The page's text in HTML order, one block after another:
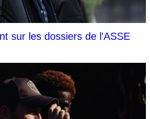
sur les dossiers de l'ASSE